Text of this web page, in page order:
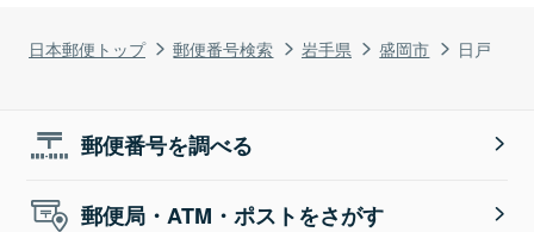
日本郵便トップ 郵便番号検索 岩手県 盛岡市 日戸
郵便番号を調べる
郵便局・ATM・ポストをさがす